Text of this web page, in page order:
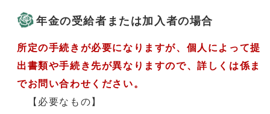
年金の受給者または加入者の場合
所定の手続きが必要になりますが、個人によって提
出書類や手続き先が異なりますので、詳しくは係ま
でお問い合わせください。
【必要なもの】